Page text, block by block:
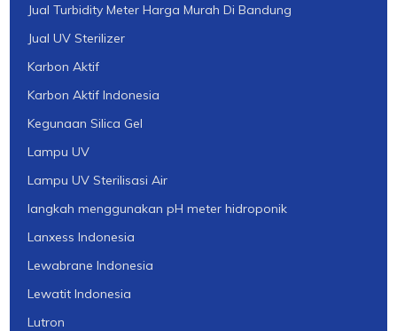
Jual Turbidity Meter Harga Murah Di Bandung
Jual UV Sterilizer
Karbon Aktif
Karbon Aktif Indonesia
Kegunaan Silica Gel
Lampu UV
Lampu UV Sterilisasi Air
langkah menggunakan pH meter hidroponik
Lanxess Indonesia
Lewabrane Indonesia
Lewatit Indonesia
Lutron